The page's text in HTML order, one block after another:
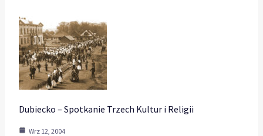
Dubiecko – Spotkanie Trzech Kultur i Religii
Wrz 12, 2004